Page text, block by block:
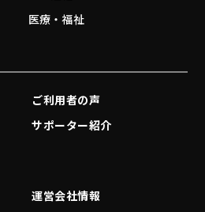
医療・福祉
ご利用者の声
サポーター紹介
運営会社情報